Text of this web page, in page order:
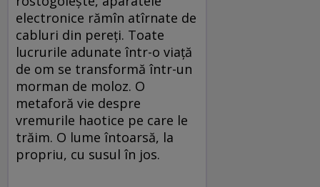
electronice rămîn atîrnate de
cabluri din pereți. Toate
lucrurile adunate într-o viață
de om se transformă într-un
morman de moloz. O
metaforă vie despre
vremurile haotice pe care le
trăim. O lume întoarsă, la
propriu, cu susul în jos.